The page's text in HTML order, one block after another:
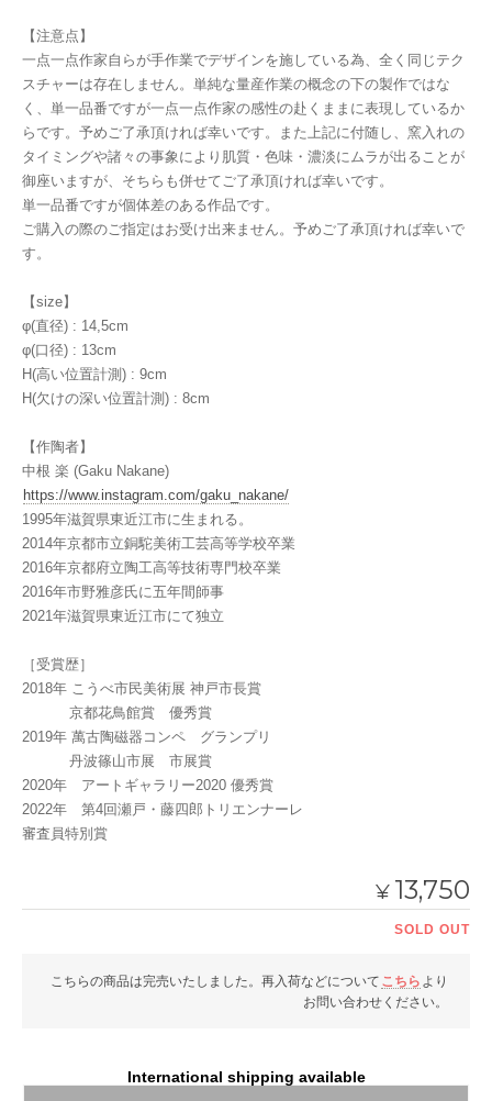
【注意点】
一点一点作家自らが手作業でデザインを施している為、全く同じテク
スチャーは存在しません。単純な量産作業の概念の下の製作ではな
く、単一品番ですが一点一点作家の感性の赴くままに表現しているか
らです。予めご了承頂ければ幸いです。また上記に付随し、窯入れの
タイミングや諸々の事象により肌質・色味・濃淡にムラが出ることが
御座いますが、そちらも併せてご了承頂ければ幸いです。
単一品番ですが個体差のある作品です。
ご購入の際のご指定はお受け出来ません。予めご了承頂ければ幸いで
す。
【size】
φ(直径) : 14,5cm
φ(口径) : 13cm
H(高い位置計測) : 9cm
H(欠けの深い位置計測) : 8cm
【作陶者】
中根 楽 (Gaku Nakane)
https://www.instagram.com/gaku_nakane/
1995年滋賀県東近江市に生まれる。
2014年京都市立銅駝美術工芸高等学校卒業
2016年京都府立陶工高等技術専門校卒業
2016年市野雅彦氏に五年間師事
2021年滋賀県東近江市にて独立
［受賞歴］
2018年 こうべ市民美術展 神戸市長賞
京都花鳥館賞 優秀賞
2019年 萬古陶磁器コンペ グランプリ
丹波篠山市展 市展賞
2020年 アートギャラリー2020 優秀賞
2022年 第4回瀬戸・藤四郎トリエンナーレ
審査員特別賞
¥ 13,750
SOLD OUT
こちらの商品は完売いたしました。再入荷などについて こちら より
お問い合わせください。
International shipping available